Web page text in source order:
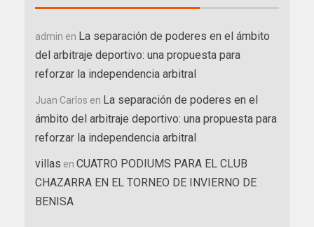
admin en La separación de poderes en el ámbito
del arbitraje deportivo: una propuesta para
reforzar la independencia arbitral
Juan Carlos en La separación de poderes en el
ámbito del arbitraje deportivo: una propuesta para
reforzar la independencia arbitral
villas en CUATRO PODIUMS PARA EL CLUB
CHAZARRA EN EL TORNEO DE INVIERNO DE
BENISA